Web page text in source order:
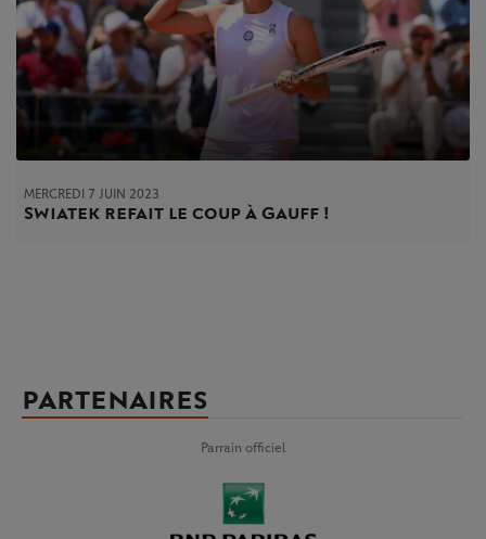
MERCREDI 7 JUIN 2023
Swiatek refait le coup à Gauff !
PARTENAIRES
Parrain officiel